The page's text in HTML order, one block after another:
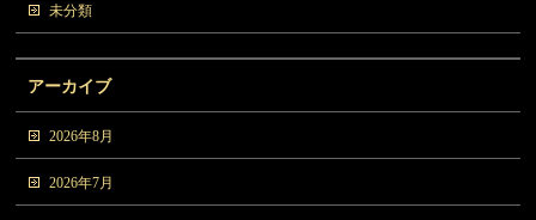
未分類
アーカイブ
2026年8月
2026年7月